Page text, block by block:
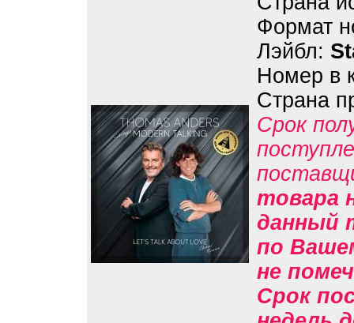
Формат
Лэйбл:
Номер в
Страна
Срок
товара
данный
по
не
Срок